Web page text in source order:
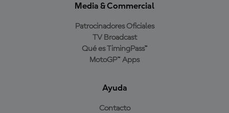
Media & Commercial
Patrocinadores Oficiales
TV Broadcast
Qué es TimingPass™
MotoGP™ Apps
Ayuda
Contacto